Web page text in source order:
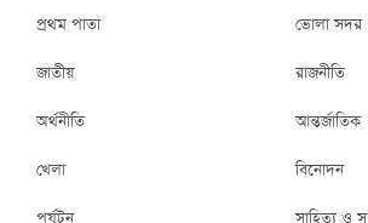
প্রথম পাতা ভোলা সদর
জাতীয় রাজনীতি
অর্থনীতি আন্তর্জাতিক
খেলা বিনোদন